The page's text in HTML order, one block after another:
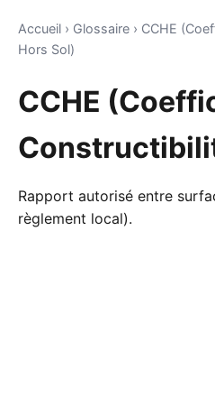
Accueil › Glossaire › CCHE
Hors Sol)
CCHE
Rapport autorisé entre
règlement local).